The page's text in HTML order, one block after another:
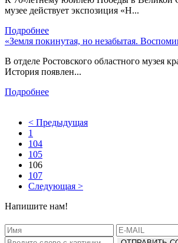
музее действует экспозиция «Н...
Подробнее
«Земля покинутая, но незабытая.
В отделе Ростовского областного музея
История появлен...
Подробнее
< Предыдущая
1
104
105
106
107
Следующая >
Напишите нам!